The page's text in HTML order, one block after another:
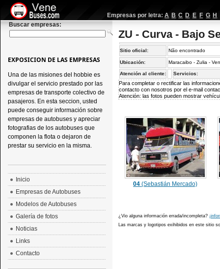
Empresas por letra: A B C D E F G H
Buscar empresas:
ZU - Curva - Bajo
Sitio oficial: Não encontrado
Ubicación: Maracaibo - Zulia -
Atención al cliente: Servicios:
Para completar o rectificar las
contacto con nosotros por el e-mail
Atención: las fotos pueden mostrar
04 (Sebastián Mercado)
¿Vio alguna información errada/incompleta?
Las marcas y logotipos exihibidos en este sitio
EXPOSICION DE LAS EMPRESAS
Una de las misiones del hobbie es
divulgar el servicio prestado por las
empresas de transporte colectivo de
pasajeros. En esta seccion, usted
puede conseguir información sobre
empresas de autobuses y apreciar
fotografias de los autobuses que
componen la flota o dejaron de
prestar su servicio en la misma.
Inicio
Empresas de Autobuses
Modelos de Autobuses
Galería de fotos
Noticias
Links
Contacto